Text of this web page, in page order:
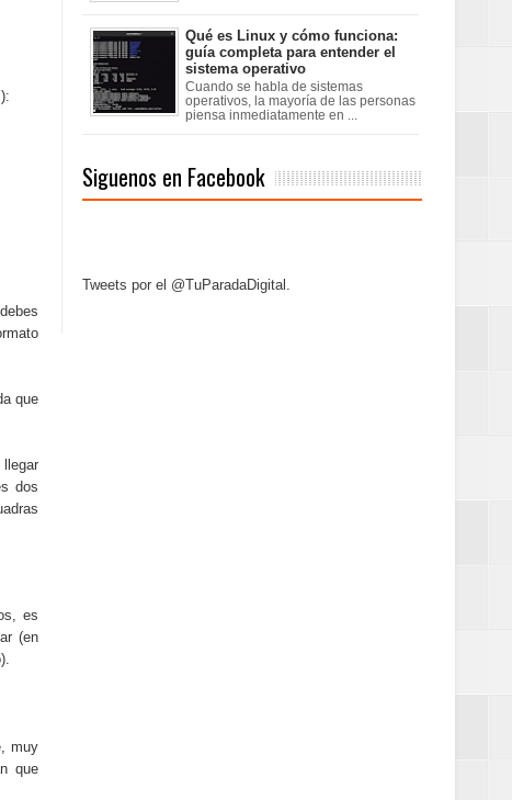
que
dos
es
(en
muy
que
Qué es Linux y cómo funciona:
guía completa para entender el
sistema operativo
Cuando se habla de sistemas
operativos, la mayoría de las personas
piensa inmediatamente en ...
Siguenos en Facebook
Tweets por el @TuParadaDigital.